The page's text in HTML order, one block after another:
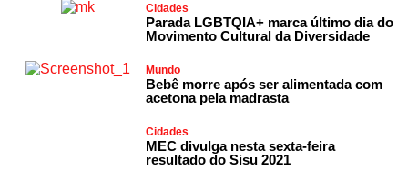
Cidades
Parada LGBTQIA+ marca último dia do
Movimento Cultural da Diversidade
Mundo
Bebê morre após ser alimentada com
acetona pela madrasta
Cidades
MEC divulga nesta sexta-feira
resultado do Sisu 2021